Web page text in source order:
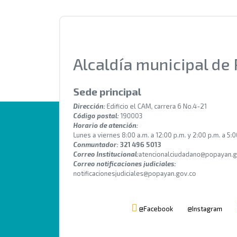
Alcaldía municipal de
Sede principal
Dirección: Edificio el CAM, carrera 6 No.4-21
Código postal:190003
Horario de atención:
Lunes a viernes 8:00 a.m. a 12:00 p.m. y 2:00 p.m. a
Conmuntador: 321 496 5013
Correo Institucional:
Correo notificaciones judiciales:
notificacionesjudiciales@popayan.gov.co
@Facebook @Instagram